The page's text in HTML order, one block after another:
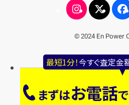
最短1分！今すぐ査定金
まずはお電話で
© 2024 En Power